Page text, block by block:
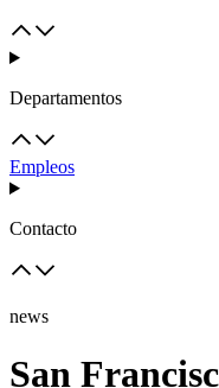
Departamentos
Empleos
Contacto
news
San